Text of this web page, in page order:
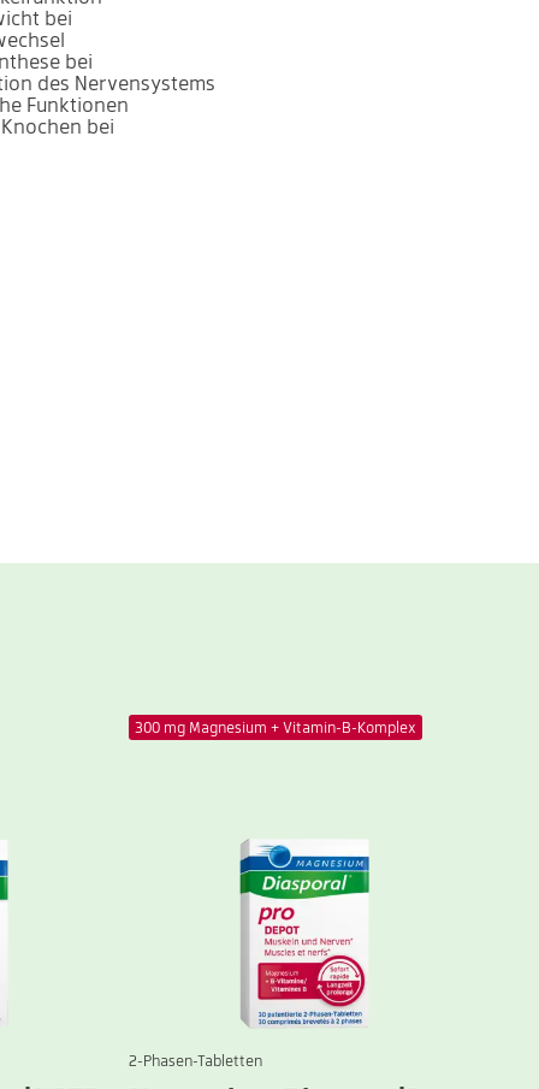
bei
bei
des Nervensystems
Funktionen
bei
300 mg Magnesium + Vitamin-B-Komplex
2-Phasen-Tabletten